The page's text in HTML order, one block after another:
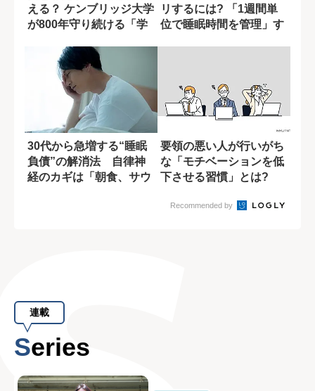
える？ ケンブリッジ大学
が800年守り続ける「学
リするには? 「1週間単
位で睡眠時間を管理」す
30代から急増する“睡眠
負債”の解消法 自律神
経のカギは「朝食、サウ
要領の悪い人が行いがち
な「モチベーションを低
下させる習慣」とは?
Recommended by
連載
Series